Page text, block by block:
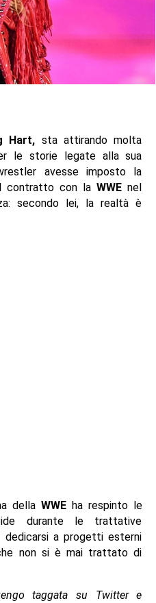
Hart, sta attirando molta
le storie legate alla sua
avesse imposto la
il contratto con laWWE nel
secondo lei, la realtà è
della WWEha respinto le
durante le trattative
a progetti esterni
non si è mai trattato di
taggata su Twitter e